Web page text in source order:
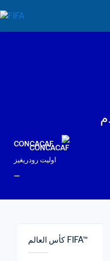
CONCACAF
اوليت رودريغيز
—
كأس العالم FIFA™